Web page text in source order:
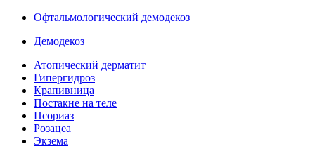
Офтальмологический демодекоз
Демодекоз
Атопический дерматит
Гипергидроз
Крапивница
Постакне на теле
Псориаз
Розацеа
Экзема